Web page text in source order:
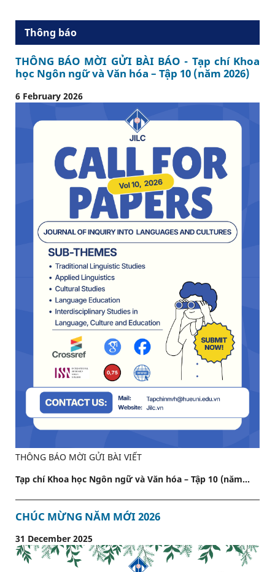
Thông báo
THÔNG BÁO MỜI GỬI BÀI BÁO - Tạp chí Khoa
học Ngôn ngữ và Văn hóa – Tập 10 (năm 2026)
6 February 2026
THÔNG BÁO MỜI GỬI BÀI VIẾT
Tạp chí Khoa học Ngôn ngữ và Văn hóa – Tập 10 (năm...
CHÚC MỪNG NĂM MỚI 2026
31 December 2025